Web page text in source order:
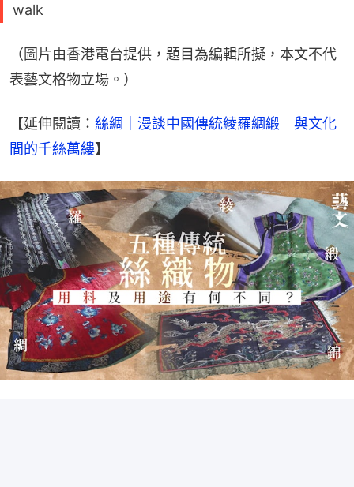
walk
（圖片由香港電台提供，題目為編輯所擬，本文不代
表藝文格物立場。）
【延伸閱讀： 絲綢｜漫談中國傳統綾羅綢緞　與文化
間的千絲萬縷】